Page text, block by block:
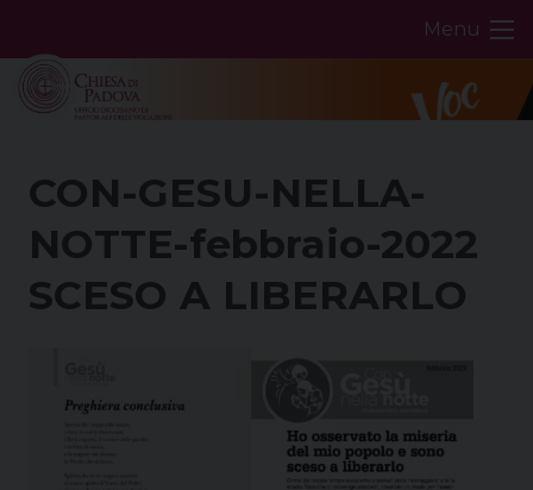
content
Menu
CON-GESU-NELLA-
NOTTE-febbraio-2022
SCESO A LIBERARLO